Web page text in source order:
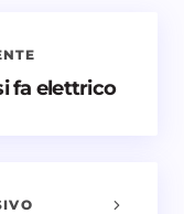
nuovi
fa elettrico